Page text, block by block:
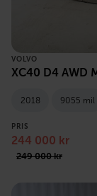
VOLVO
XC40 D4 AWD
2018 9055 mil
PRIS
244 000 kr
249 000 kr